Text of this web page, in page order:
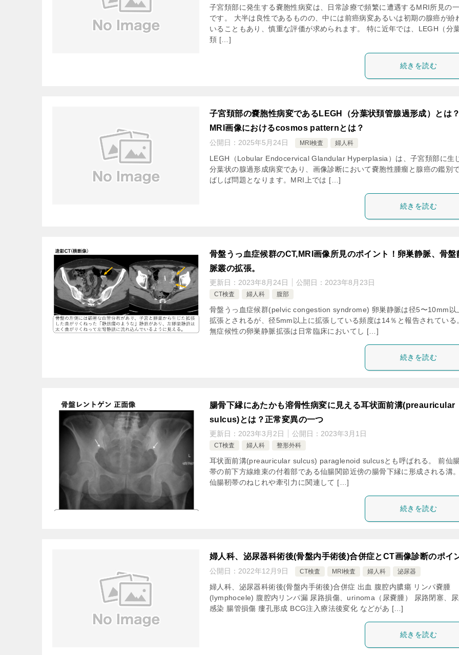
子宮頚部に発生する嚢胞性病変は、日常診療で頻繁に遭遇するMRI所見の
です。 大半は良性であるものの、中には前癌病変あるいは初期の腺癌が紛
いることもあり、慎重な評価が求められます。 特に近年では、LEGH（分
頚 […]
続きを読む
子宮頚部の嚢胞性病変であるLEGH（分葉状頚管腺過形成）とは？
MRI画像におけるcosmos patternとは？
公開日： 2025年5月24日 MRI検査 婦人科
LEGH（Lobular Endocervical Glandular Hyperplasia）は、子宮頚部に生
分葉状の腺過形成病変であり、画像診断において嚢胞性腫瘤と腺癌の鑑別
ばしば問題となります。MRI上では […]
続きを読む
骨盤うっ血症候群のCT,MRI画像所見のポイント！卵巣静脈、骨盤
脈叢の拡張。
更新日： 2023年8月24日 公開日： 2023年8月23日
CT検査 婦人科 腹部
骨盤うっ血症候群(pelvic congestion syndrome) 卵巣静脈は径5〜10mm以
拡張とされるが、径5mm以上に拡張している頻度は14％と報告されている
無症候性の卵巣静脈拡張は日常臨床においてし […]
続きを読む
腸骨下縁にあたかも溶骨性病変に見える耳状面前溝(preauricular
sulcus)とは？正常変異の一つ
更新日： 2023年3月2日 公開日： 2023年3月1日
CT検査 婦人科 整形外科
耳状面前溝(preauricular sulcus) paraglenoid sulcusとも呼ばれる。 前仙
帯の前下方線維束の付着部である仙腸関節近傍の腸骨下縁に形成される溝
仙腸靭帯のねじれや牽引力に関連して […]
続きを読む
婦人科、泌尿器科術後(骨盤内手術後)合併症とCT画像診断のポイ
公開日： 2022年12月9日 CT検査 MRI検査 婦人科 泌尿器
婦人科、泌尿器科術後(骨盤内手術後)合併症 出血 腹腔内膿瘍 リンパ嚢腫
(lymphocele) 腹腔内リンパ漏 尿路損傷、urinoma（尿嚢腫） 尿路閉塞、尿
感染 腸管損傷 瘻孔形成 BCG注入療法後変化 などがあ […]
続きを読む